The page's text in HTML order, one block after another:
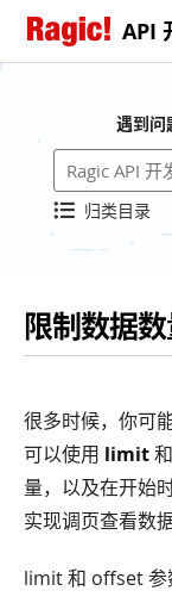
API
遇到问
归类目录
限制数据
很多时候，你可
可以使用 limit和
量，以及在开始
实现调页查看数据
limit 和 offset 参